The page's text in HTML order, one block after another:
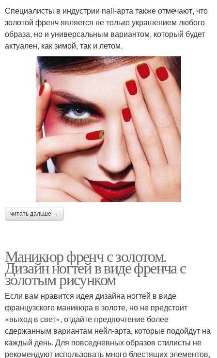
Специалисты в индустрии nail-арта также отмечают, что
золотой френч является не только украшением любого
образа, но и универсальным вариантом, который будет
актуален, как зимой, так и летом.
читать дальше →
Маникюр френч с золотом.
Дизайн ногтей в виде френча с
золотым рисунком
Если вам нравится идея дизайна ногтей в виде
французского маникюра в золоте, но не предстоит
«выход в свет», отдайте предпочтение более
сдержанным вариантам нейл-арта, которые подойдут на
каждый день. Для повседневных образов стилисты не
рекомендуют использовать много блестящих элементов,